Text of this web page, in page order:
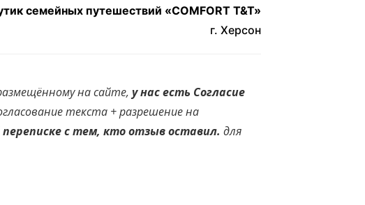
семейных путешествий «COMFORT T&T»
г. Херсон
на сайте, у нас есть Согласие
текста + разрешение на
переписке с тем, кто отзыв оставил. для